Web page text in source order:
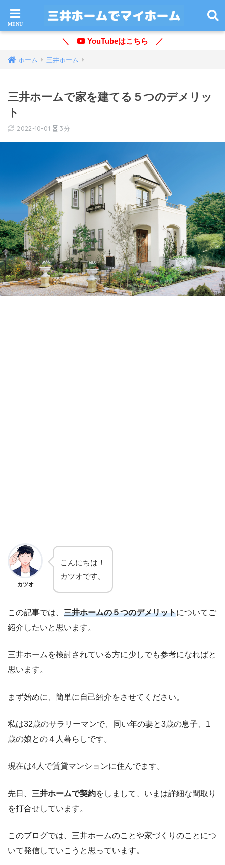
＼ YouTubeはこちら ／
ホーム 三井ホーム
三井ホームで家を建てる５つのデメリッ
ト
2022-10-01 3分
カツオ
こんにちは！
カツオです。
この記事では、 三井ホームの５つのデメリットについてご
紹介したいと思います。
三井ホームを検討されている方に少しでも参考になればと
思います。
まず始めに、簡単に自己紹介をさせてください。
私は32歳のサラリーマンで、同い年の妻と3歳の息子、1
歳の娘との４人暮らしです。
現在は4人で賃貸マンションに住んでます。
先日、 三井ホームで契約をしまして、いまは詳細な間取り
を打合せしています。
このブログでは、三井ホームのことや家づくりのことにつ
いて発信していこうと思っています。